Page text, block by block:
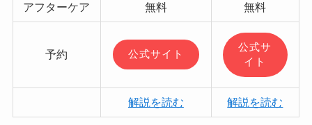
アフターケア 無料 無料
予約 公式サイト
公式サ
イト
解説を読む 解説を読む